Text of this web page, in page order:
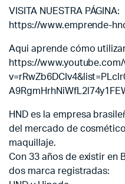
VISITA NUESTRA PÁGINA:
https://www.emprende-
Aqui aprende cómo
https://
HND es la empresa
del mercado de
maquillaje.
Con 33 años de existir en
dos marca registradas: